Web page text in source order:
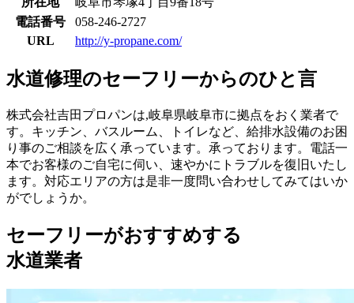
電話番号
058-246-2727
URL
http://y-propane.com/
水道修理のセーフリーからのひと言
株式会社吉田プロパンは,岐阜県岐阜市に拠点をおく業者で
す。キッチン、バスルーム、トイレなど、給排水設備のお困
り事のご相談を広く承っています。承っております。電話一
本でお客様のご自宅に伺い、速やかにトラブルを復旧いたし
ます。対応エリアの方は是非一度問い合わせしてみてはいか
がでしょうか。
セーフリーがおすすめする
水道業者